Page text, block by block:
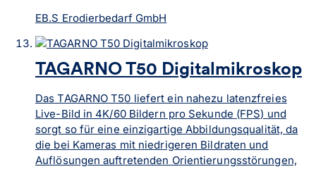
EB.S Erodierbedarf GmbH
TAGARNO T50 Digitalmikroskop
Das TAGARNO T50 liefert ein nahezu latenzfreies
Live-Bild in 4K/60 Bildern pro Sekunde (FPS) und
sorgt so für eine einzigartige Abbildungsqualität, da
die bei Kameras mit niedrigeren Bildraten und
Auflösungen auftretenden Orientierungsstörungen,